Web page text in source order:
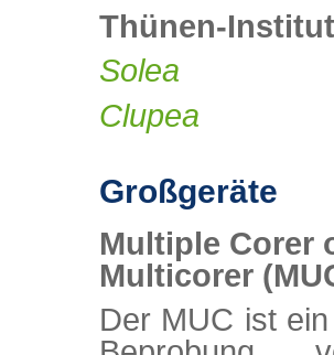
Thünen-Institut
Solea
Clupea
Großgeräte
Multiple Corer
Multicorer
Der MUC ist